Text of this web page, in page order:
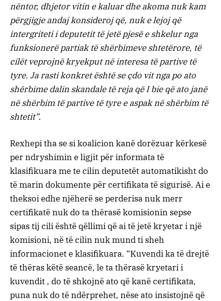
nëntor, dhjetor vitin e kaluar dhe akoma nuk kam
përgjigje andaj konsideroj që, nuk e lejoj që
intergriteti i deputetit të jetë pjesë e shkelur nga
funksionerë partiak të shërbimeve shtetërore, të
cilët veprojnë kryekput në interesa të partive të
tyre. Ja rasti konkret është se çdo vit nga po ato
shërbime dalin skandale të reja që I bie që ato janë
në shërbim të partive të tyre e aspak në shërbim të
shtetit”.
Rexhepi tha se si koalicion kanë dorëzuar kërkesë
per ndryshimin e ligjit për informata të
klasifikuara me te cilin deputetët automatikisht do
të marin dokumente për certifikata të sigurisë. Ai e
theksoi edhe njëherë se perderisa nuk merr
certifikatë nuk do ta thërasë komisionin sepse
sipas tij cili është qëllimi që ai të jetë kryetar i një
komisioni, në të cilin nuk mund ti sheh
informacionet e klasifikuara. “Kuvendi ka të drejtë
të thëras këtë seancë, le ta thërasë kryetari i
kuvendit , do të shkojnë ato që kanë certifikata,
puna nuk do të ndërprehet, nëse ato insistojnë që